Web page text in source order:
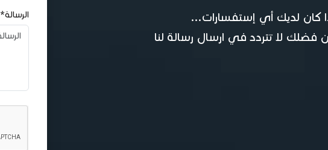
كان لديك أي إستفسارات...
فضلك لا تتردد في ارسال رسالة لنا
الرسالة*